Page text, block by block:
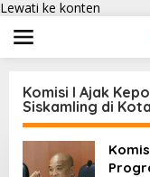
Lewati ke konten
Komisi I Ajak
Siskamling di